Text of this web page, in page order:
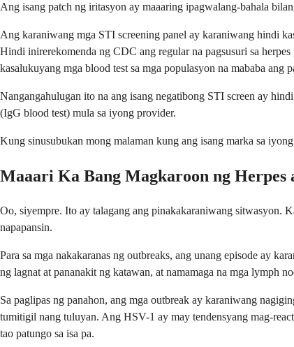
Ang isang patch ng iritasyon ay maaaring ipagwalang-bahala
Ang karaniwang mga STI screening panel ay karaniwang hindi
Hindi inirerekomenda ng CDC ang regular na pagsusuri sa
kasalukuyang mga blood test sa mga populasyon na mababa ang
Nangangahulugan ito na ang isang negatibong STI screen ay
(IgG blood test) mula sa iyong provider.
Kung sinusubukan mong malaman kung ang isang marka sa
Maaari Ka Bang Magkaroon ng
Oo, siyempre. Ito ay talagang ang pinakakaraniwang sitwasyon.
napapansin.
Para sa mga nakakaranas ng outbreaks, ang unang episode ay
ng lagnat at pananakit ng katawan, at namamaga na mga lymph
Sa paglipas ng panahon, ang mga outbreak ay karaniwang
tumitigil nang tuluyan. Ang HSV-1 ay may tendensyang mag-
tao patungo sa isa pa.